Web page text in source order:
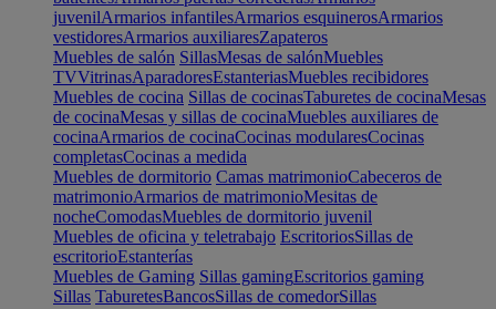
juvenilArmarios infantilesArmarios esquinerosArmarios
vestidoresArmarios auxiliaresZapateros
Muebles de salón SillasMesas de salónMuebles
TVVitrinasAparadoresEstanteriasMuebles recibidores
Muebles de cocina Sillas de cocinasTaburetes de cocinaMesas
de cocinaMesas y sillas de cocinaMuebles auxiliares de
cocinaArmarios de cocinaCocinas modularesCocinas
completasCocinas a medida
Muebles de dormitorio Camas matrimonioCabeceros de
matrimonioArmarios de matrimonioMesitas de
nocheComodasMuebles de dormitorio juvenil
Muebles de oficina y teletrabajo EscritoriosSillas de
escritorioEstanterías
Muebles de Gaming Sillas gamingEscritorios gaming
Sillas TaburetesBancosSillas de comedorSillas